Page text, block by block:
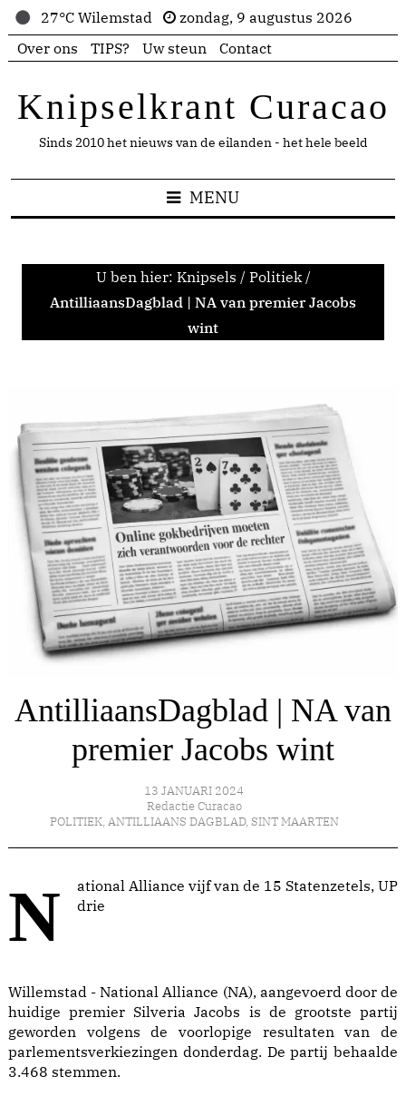
27°C Wilemstad
zondag, 9 augustus 2026
Over ons
TIPS? Uw steun Contact
Knipselkrant Curacao
Sinds 2010 het nieuws van de eilanden - het hele beeld
MENU
U ben hier: Knipsels / Politiek /
AntilliaansDagblad | NA van premier Jacobs
wint
AntilliaansDagblad | NA van
premier Jacobs wint
13 JANUARI 2024
Redactie Curacao
POLITIEK, ANTILLIAANS DAGBLAD, SINT MAARTEN
National Alliance vijf van de 15 Statenzetels, UP drie
Willemstad - National Alliance (NA), aangevoerd door de
huidige premier Silveria Jacobs is de grootste partij
geworden volgens de voorlopige resultaten van de
parlementsverkiezingen donderdag. De partij behaalde
3.468 stemmen.